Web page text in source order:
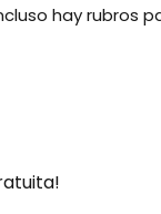
hay rubros